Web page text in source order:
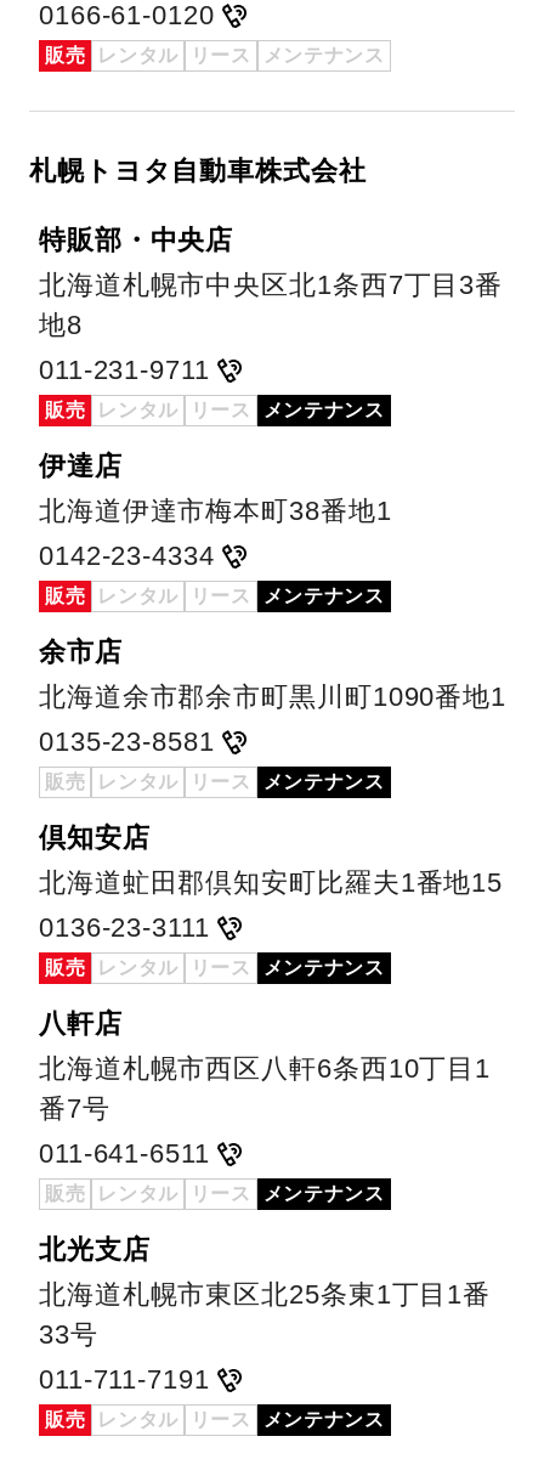
0166-61-0120
販売 レンタル リース メンテナンス
札幌トヨタ自動車株式会社
特販部・中央店
北海道札幌市中央区北1条西7丁目3番
地8
011-231-9711
販売 レンタル リース メンテナンス
伊達店
北海道伊達市梅本町38番地1
0142-23-4334
販売 レンタル リース メンテナンス
余市店
北海道余市郡余市町黒川町1090番地1
0135-23-8581
販売 レンタル リース メンテナンス
倶知安店
北海道虻田郡倶知安町比羅夫1番地15
0136-23-3111
販売 レンタル リース メンテナンス
八軒店
北海道札幌市西区八軒6条西10丁目1
番7号
011-641-6511
販売 レンタル リース メンテナンス
北光支店
北海道札幌市東区北25条東1丁目1番
33号
011-711-7191
販売 レンタル リース メンテナンス